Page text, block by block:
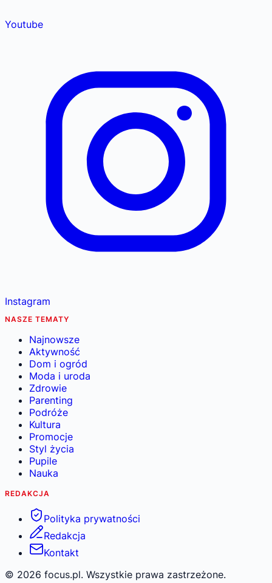
Youtube
Instagram
NASZE TEMATY
Najnowsze
Aktywność
Dom i ogród
Moda i uroda
Zdrowie
Parenting
Podróże
Kultura
Promocje
Styl życia
Pupile
Nauka
REDAKCJA
Polityka prywatności
Redakcja
Kontakt
© 2026 focus.pl. Wszystkie prawa zastrzeżone.